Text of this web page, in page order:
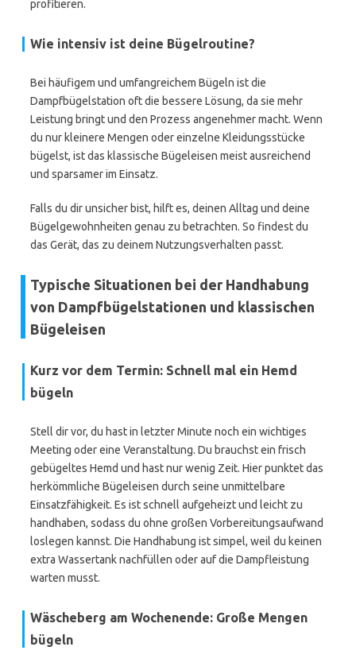
profitieren.
Wie intensiv ist deine Bügelroutine?
Bei häufigem und umfangreichem Bügeln ist die
Dampfbügelstation oft die bessere Lösung, da sie mehr
Leistung bringt und den Prozess angenehmer macht. Wenn
du nur kleinere Mengen oder einzelne Kleidungsstücke
bügelst, ist das klassische Bügeleisen meist ausreichend
und sparsamer im Einsatz.
Falls du dir unsicher bist, hilft es, deinen Alltag und deine
Bügelgewohnheiten genau zu betrachten. So findest du
das Gerät, das zu deinem Nutzungsverhalten passt.
Typische Situationen bei der Handhabung
von Dampfbügelstationen und klassischen
Bügeleisen
Kurz vor dem Termin: Schnell mal ein Hemd
bügeln
Stell dir vor, du hast in letzter Minute noch ein wichtiges
Meeting oder eine Veranstaltung. Du brauchst ein frisch
gebügeltes Hemd und hast nur wenig Zeit. Hier punktet das
herkömmliche Bügeleisen durch seine unmittelbare
Einsatzfähigkeit. Es ist schnell aufgeheizt und leicht zu
handhaben, sodass du ohne großen Vorbereitungsaufwand
loslegen kannst. Die Handhabung ist simpel, weil du keinen
extra Wassertank nachfüllen oder auf die Dampfleistung
warten musst.
Wäscheberg am Wochenende: Große Mengen
bügeln